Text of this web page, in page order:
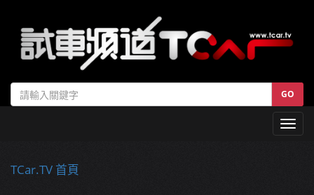
GO
TCar.TV 首頁